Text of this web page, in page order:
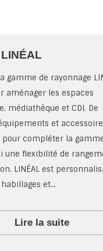
LINÉAL
gamme de rayonnage
aménager les espaces
médiathèque et CDI. De
et
pour compléter la
une flexibilité de
LINÉAL est
et...
Lire la suite